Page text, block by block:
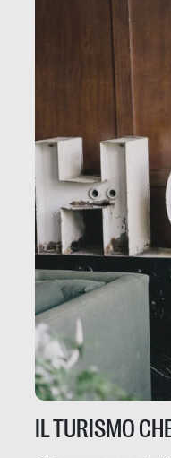
IL TURISMO